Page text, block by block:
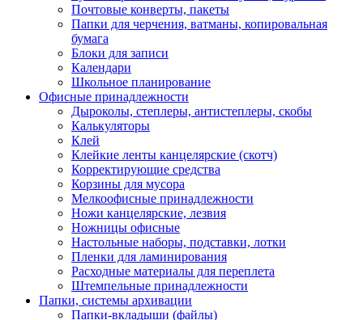
Почтовые конверты, пакеты
Папки для черчения, ватманы, копировальная
бумага
Блоки для записи
Календари
Школьное планирование
Офисные принадлежности
Дыроколы, степлеры, антистеплеры, скобы
Калькуляторы
Клей
Клейкие ленты канцелярские (скотч)
Корректирующие средства
Корзины для мусора
Мелкоофисные принадлежности
Ножи канцелярские, лезвия
Ножницы офисные
Настольные наборы, подставки, лотки
Пленки для ламинирования
Расходные материалы для переплета
Штемпельные принадлежности
Папки, системы архивации
Папки-вкладыши (файлы)